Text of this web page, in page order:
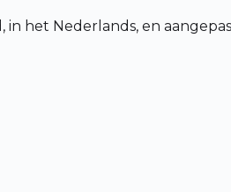
het Nederlands, en